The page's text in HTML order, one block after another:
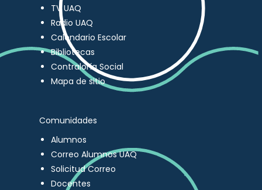
TV UAQ
Radio UAQ
Calendario Escolar
Bibliotecas
Contraloría Social
Mapa de sitio
Comunidades
Alumnos
Correo Alumnos UAQ
Solicitud Correo
Docentes